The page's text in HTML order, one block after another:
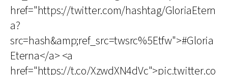
href="https://twitter.com/hashtag/GloriaEtern
a?
src=hash&amp;ref_src=twsrc%5Etfw">#Gloria
Eterna</a> <a
href="https://t.co/XzwdXN4dVc">pic.twitter.co